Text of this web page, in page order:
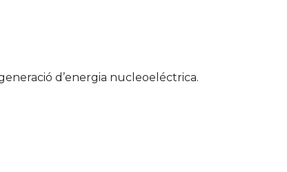
d’energia nucleoeléctrica.